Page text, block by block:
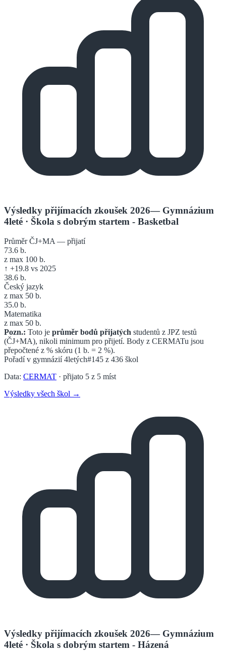
Výsledky přijímacích zkoušek 2026— Gymnázium
4leté · Škola s dobrým startem - Basketbal
Průměr ČJ+MA — přijatí
73.6 b.
z max 100 b.
↑ +19.8 vs 2025
38.6 b.
Český jazyk
z max 50 b.
35.0 b.
Matematika
z max 50 b.
Pozn.: Toto je průměr bodů přijatých studentů z JPZ testů
(ČJ+MA), nikoli minimum pro přijetí. Body z CERMATu jsou
přepočtené z % skóru (1 b. = 2 %).
Pořadí v gymnázií 4letých#145 z 436 škol
Data: CERMAT · přijato 5 z 5 míst
Výsledky všech škol →
Výsledky přijímacích zkoušek 2026— Gymnázium
4leté · Škola s dobrým startem - Házená